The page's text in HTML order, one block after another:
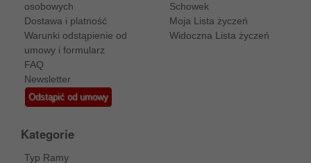
osobowych
Dostawa i platność
Warunki odstąpienie od
umowy i formularz
FAQ
Newsletter
Odstąpić od umowy
Schowek
Moja Lista życzeń
Widoczna Lista życzeń
Kategorie
Typ Ramy